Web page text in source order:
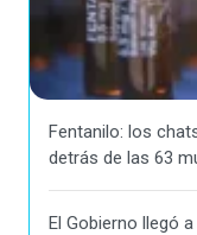
Fentanilo: los
detrás de las 63
El Gobierno llegó